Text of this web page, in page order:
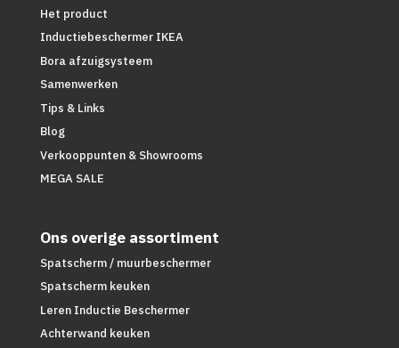
Het product
Inductiebeschermer IKEA
Bora afzuigsysteem
Samenwerken
Tips & Links
Blog
Verkooppunten & Showrooms
MEGA SALE
Ons overige assortiment
Spatscherm / muurbeschermer
Spatscherm keuken
Leren Inductie Beschermer
Achterwand keuken